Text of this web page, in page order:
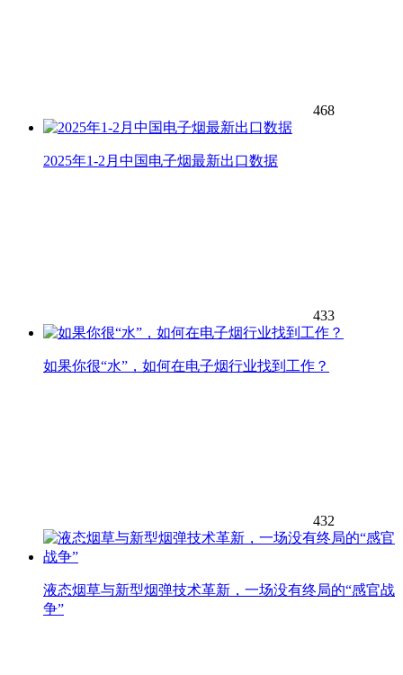
468
2025年1-2月中国电子烟最新出口数据
433
如果你很“水”，如何在电子烟行业找到工作？
432
液态烟草与新型烟弹技术革新，一场没有终局的“感官战
争”